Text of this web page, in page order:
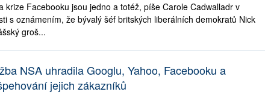
krize Facebooku jsou jedno a totéž, píše Carole Cadwalladr v
s oznámením, že bývalý šéf britských liberálních demokratů Nick
groš...
NSA uhradila Googlu, Yahoo, Facebooku a
jejich zákazníků